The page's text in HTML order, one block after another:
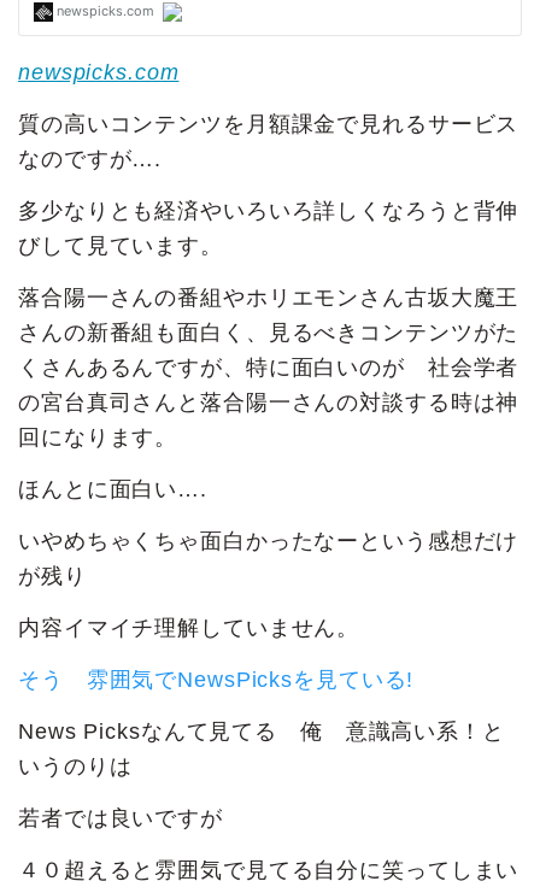
newspicks.com
質の高いコンテンツを月額課金で見れるサービス
なのですが….
多少なりとも経済やいろいろ詳しくなろうと背伸
びして見ています。
落合陽一さんの番組やホリエモンさん古坂大魔王
さんの新番組も面白く、見るべきコンテンツがた
くさんあるんですが、特に面白いのが 社会学者
の宮台真司さんと落合陽一さんの対談する時は神
回になります。
ほんとに面白い….
いやめちゃくちゃ面白かったなーという感想だけ
が残り
内容イマイチ理解していません。
そう 雰囲気でNewsPicksを見ている!
News Picksなんて見てる 俺 意識高い系！と
いうのりは
若者では良いですが
４０超えると雰囲気で見てる自分に笑ってしまい